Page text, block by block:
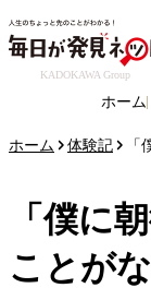
KADOKAWA Group
ホーム
ホーム 体験記
「僕に
ことが